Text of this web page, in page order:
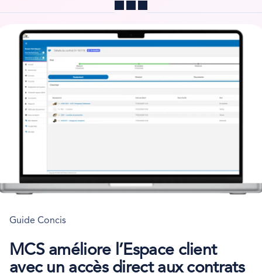
Guide Concis
MCS améliore l’Espace client
avec un accès direct aux contrats